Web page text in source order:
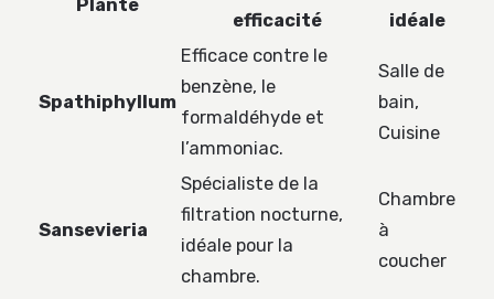
Plante
efficacité idéale
Spathiphyllum
Efficace contre le
benzène, le
formaldéhyde et
l’ammoniac.
Salle de
bain,
Cuisine
Sansevieria
Spécialiste de la
filtration nocturne,
idéale pour la
chambre.
Chambre
à
coucher